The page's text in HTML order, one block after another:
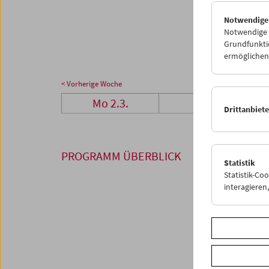
30
< Vorherige Woche
Mo 2.3.
PROGRAMM ÜBERBLICK
Notwendige
Statistik
Statistik-